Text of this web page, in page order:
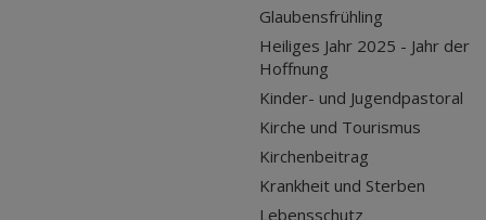
Glaubensfrühling
Heiliges Jahr 2025 - Jahr der
Hoffnung
Kinder- und Jugendpastoral
Kirche und Tourismus
Kirchenbeitrag
Krankheit und Sterben
Lebensschutz